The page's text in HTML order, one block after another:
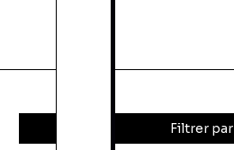
Filtrer par